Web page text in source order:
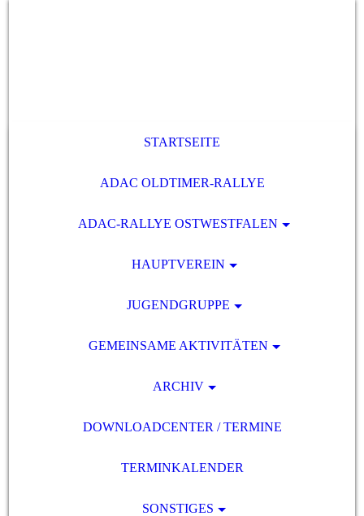
STARTSEITE
ADAC OLDTIMER-RALLYE
ADAC-RALLYE OSTWESTFALEN
HAUPTVEREIN
JUGENDGRUPPE
GEMEINSAME AKTIVITÄTEN
ARCHIV
DOWNLOADCENTER / TERMINE
TERMINKALENDER
SONSTIGES